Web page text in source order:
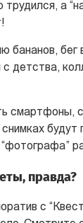
а
бананов, бег
детства,
смартфоны,
будут
правда?
с